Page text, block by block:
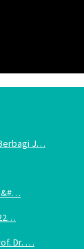
J…
&#…
Dr. …